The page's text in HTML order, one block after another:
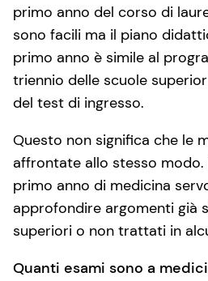
primo anno del corso di
sono facili ma il piano
primo anno è simile al
triennio delle scuole
del test di ingresso.
Questo non significa che le
affrontate allo stesso modo.
primo anno di medicina
approfondire argomenti già
superiori o non trattati in
Quanti esami sono a